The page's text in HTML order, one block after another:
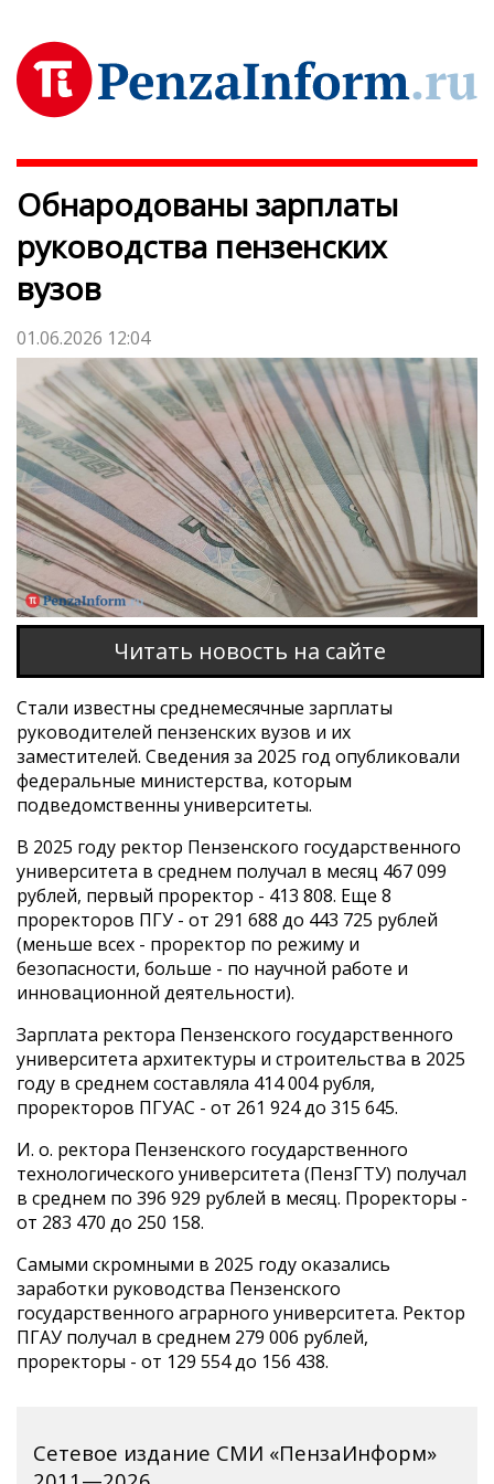
Обнародованы зарплаты
руководства пензенских
вузов
01.06.2026 12:04
Читать новость на сайте
Стали известны среднемесячные зарплаты
руководителей пензенских вузов и их
заместителей. Сведения за 2025 год опубликовали
федеральные министерства, которым
подведомственны университеты.
В 2025 году ректор Пензенского государственного
университета в среднем получал в месяц 467 099
рублей, первый проректор - 413 808. Еще 8
проректоров ПГУ - от 291 688 до 443 725 рублей
(меньше всех - проректор по режиму и
безопасности, больше - по научной работе и
инновационной деятельности).
Зарплата ректора Пензенского государственного
университета архитектуры и строительства в 2025
году в среднем составляла 414 004 рубля,
проректоров ПГУАС - от 261 924 до 315 645.
И. о. ректора Пензенского государственного
технологического университета (ПензГТУ) получал
в среднем по 396 929 рублей в месяц. Проректоры -
от 283 470 до 250 158.
Самыми скромными в 2025 году оказались
заработки руководства Пензенского
государственного аграрного университета. Ректор
ПГАУ получал в среднем 279 006 рублей,
проректоры - от 129 554 до 156 438.
Сетевое издание СМИ «ПензаИнформ»